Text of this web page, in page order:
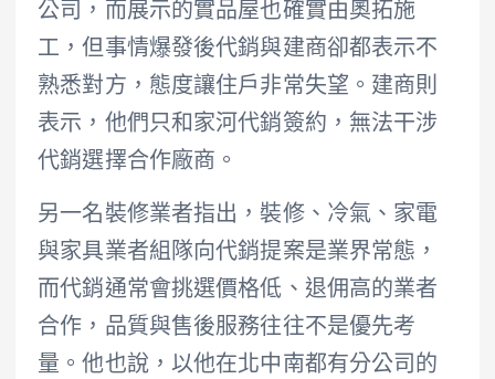
公司，而展示的實品屋也確實由奧拓施
工，但事情爆發後代銷與建商卻都表示不
熟悉對方，態度讓住戶非常失望。建商則
表示，他們只和家河代銷簽約，無法干涉
代銷選擇合作廠商。
另一名裝修業者指出，裝修、冷氣、家電
與家具業者組隊向代銷提案是業界常態，
而代銷通常會挑選價格低、退佣高的業者
合作，品質與售後服務往往不是優先考
量。他也說，以他在北中南都有分公司的